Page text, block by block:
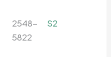
2548-
5822
S2